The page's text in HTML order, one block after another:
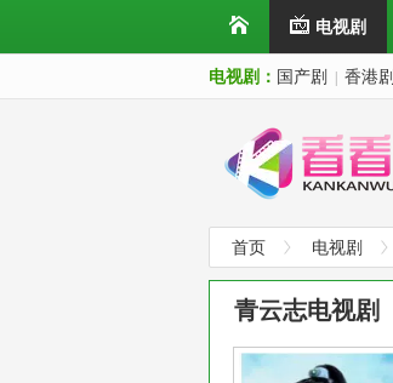
电视剧
电视剧： 国产剧 香港剧
首页 电视剧
青云志电视剧